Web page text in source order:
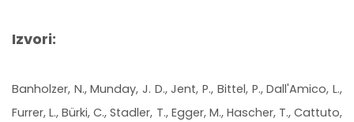
Izvori:
Banholzer, N., Munday, J. D., Jent, P., Bittel, P., Dall'Amico, L.,
Furrer, L., Bürki, C., Stadler, T., Egger, M., Hascher, T., Cattuto,